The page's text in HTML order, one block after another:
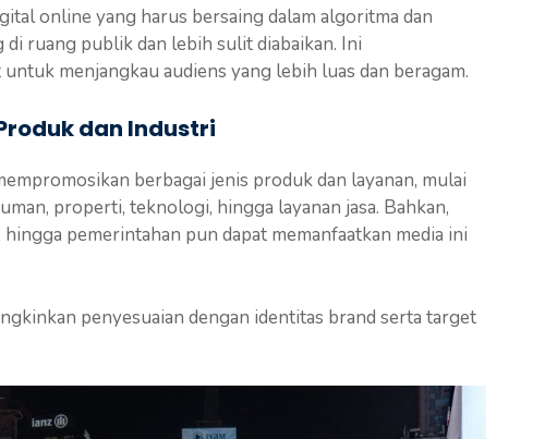
online yang harus bersaing dalam algoritma dan
ruang publik dan lebih sulit diabaikan. Ini
menjangkau audiens yang lebih luas dan beragam.
dan Industri
berbagai jenis produk dan layanan, mulai
properti, teknologi, hingga layanan jasa. Bahkan,
pemerintahan pun dapat memanfaatkan media ini
penyesuaian dengan identitas brand serta target